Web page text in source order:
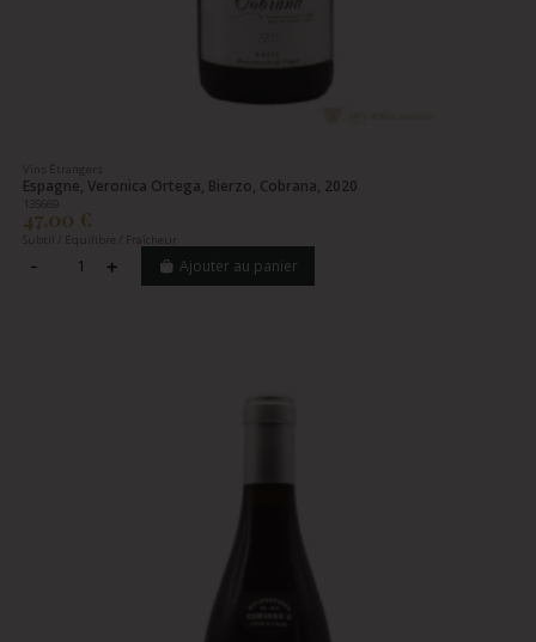
Espagne, Veronica Ortega, Bierzo, Cobrana, 2020
47,00 €
Ajouter au panier